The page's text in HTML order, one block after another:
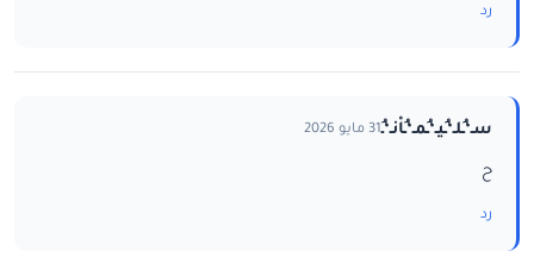
رد
سـ‘ـُلـ‘ـُيـ‘ـُمـ‘ـُاْنـ‘ـُ31 مايو 2026
ح
رد